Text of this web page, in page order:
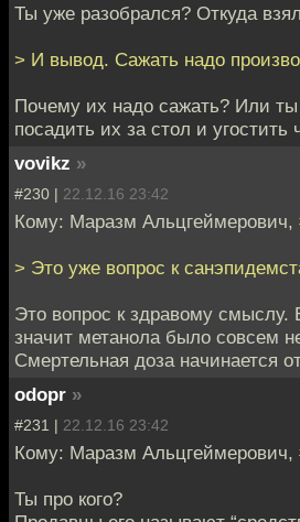
Ты уже разобрался? Откуда
> И вывод. Сажать надо
Почему их надо сажать? Или
посадить их за стол и угостить
vovikz »
#230 | 22.12.16 23:42
Кому: Маразм Альцгеймерович,
> Это уже вопрос к
Это вопрос к здравому
значит метанола было совсем
Смертельная доза начинается
odopr »
#231 | 22.12.16 23:42
Кому: Маразм Альцгеймерович,
Ты про кого?